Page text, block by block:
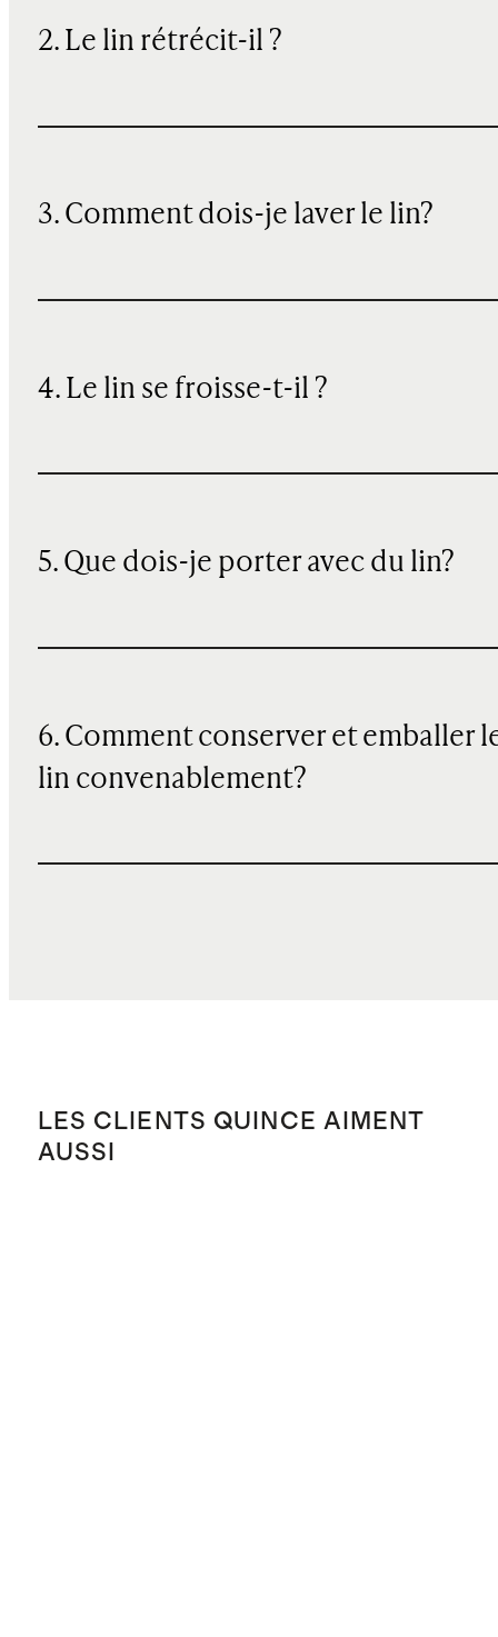
2. Le lin rétrécit-il ?
3. Comment dois-je laver le lin?
4. Le lin se froisse-t-il ?
5. Que dois-je porter avec du lin?
6. Comment conserver et emballer
lin convenablement?
LES CLIENTS QUINCE AIMENT
AUSSI